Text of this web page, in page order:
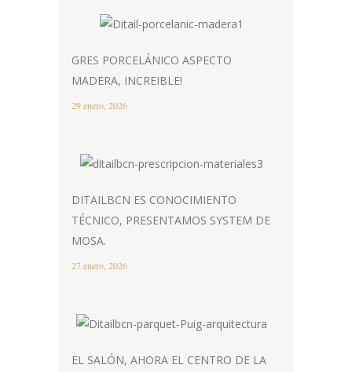
GRES PORCELÁNICO ASPECTO
MADERA, INCREIBLE!
29 enero, 2026
DITAILBCN ES CONOCIMIENTO
TÉCNICO, PRESENTAMOS SYSTEM DE
MOSA.
27 enero, 2026
EL SALÓN, AHORA EL CENTRO DE LA